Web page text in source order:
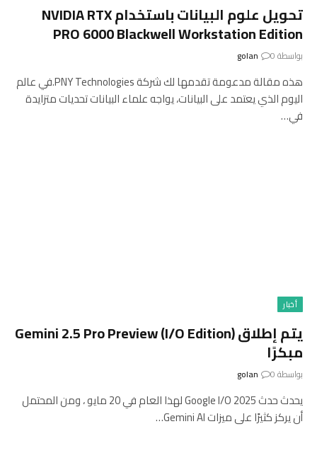
تحويل علوم البيانات باستخدام NVIDIA RTX
PRO 6000 Blackwell Workstation Edition
بواسطة golan 0
هذه مقالة مدعومة تقدمها لك شركة PNY Technologies.في عالم
اليوم الذي يعتمد على البيانات، يواجه علماء البيانات تحديات متزايدة
في…
أخبار
يتم إطلاق Gemini 2.5 Pro Preview (I/O Edition)
مبكرًا
بواسطة golan 0
يحدث حدث Google I/O 2025 لهذا العام في 20 مايو ، ومن المحتمل
أن يركز كثيرًا على ميزات Gemini AI…